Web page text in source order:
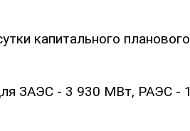
капитального планового
ЗАЭС - 3 930 МВт, РАЭС - 1